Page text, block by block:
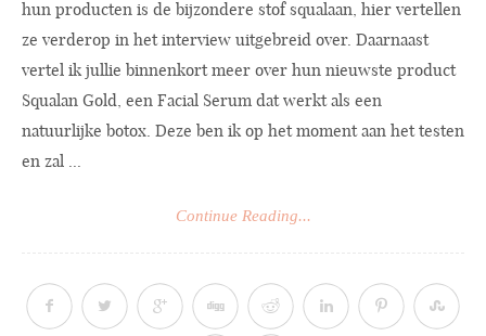
hun producten is de bijzondere stof squalaan, hier vertellen
ze verderop in het interview uitgebreid over. Daarnaast
vertel ik jullie binnenkort meer over hun nieuwste product
Squalan Gold, een Facial Serum dat werkt als een
natuurlijke botox. Deze ben ik op het moment aan het testen
en zal ...
Continue Reading...